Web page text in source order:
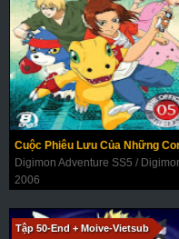
2006
Tập 50-End + Moive-Vietsub